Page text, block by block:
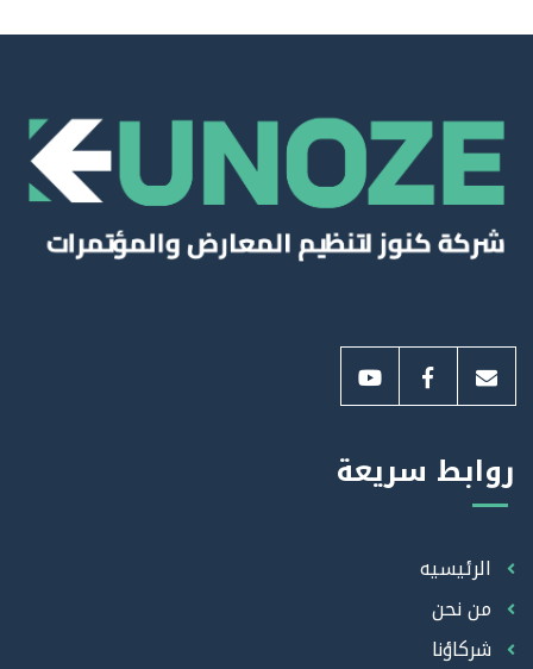
روابط سريعة
الرئيسيه
من نحن
شركاؤنا